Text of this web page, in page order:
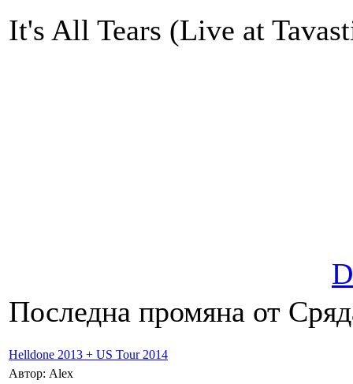
It's All Tears (Live at
Последна промяна от
Helldone 2013 + US Tour 2014
Автор: Alex